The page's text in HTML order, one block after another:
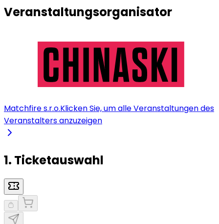
Veranstaltungsorganisator
Matchfire s.r.o.Klicken Sie, um alle Veranstaltungen des
Veranstalters anzuzeigen
1. Ticketauswahl